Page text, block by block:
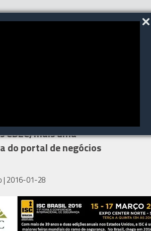
CBEC, mais uma
do portal de negócios
| 2016-01-28